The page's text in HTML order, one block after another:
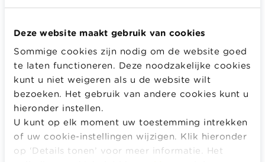
Deze website maakt gebruik van cookies
Sommige cookies zijn nodig om de website goed
te laten functioneren. Deze noodzakelijke cookies
kunt u niet weigeren als u de website wilt
bezoeken. Het gebruik van andere cookies kunt u
hieronder instellen.
U kunt op elk moment uw toestemming intrekken
of uw cookie-instellingen wijzigen. Klik hieronder
op ‘Details tonen’ voor meer informatie. Het
Alle fondsen die gekoppeld zijn aan tak 23-
dezelfde wijze berekenen en ze geregeld aanpassen
indien nodig.
Wat het rendement van de tak 23-
verzekeringsproducten betreft, hou
je best rekening met de volgende
elementen:
Met een tak 23-levensverzekering wordt je geld